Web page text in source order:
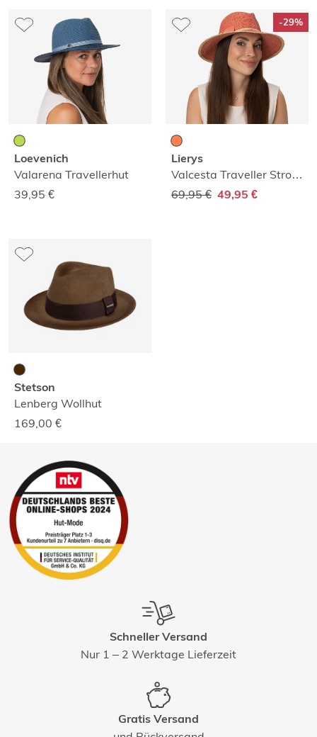
Loevenich
Valarena Travellerhut
39,95 €
-29%
Lierys
Valcesta Traveller Strohhut
69,95 € 49,95 €
Stetson
Lenberg Wollhut
169,00 €
Schneller Versand
Nur 1 – 2 Werktage Lieferzeit
Gratis Versand